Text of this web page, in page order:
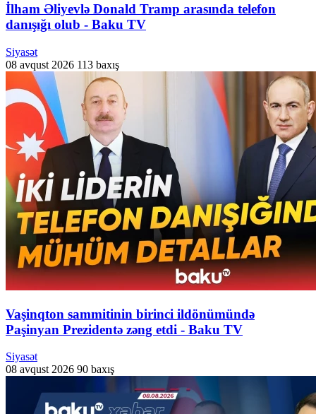
İlham Əliyevlə Donald Tramp arasında telefon
danışığı olub - Baku TV
Siyasət
08 avqust 2026 113 baxış
Vaşinqton sammitinin birinci ildönümündə
Paşinyan Prezidentə zəng etdi - Baku TV
Siyasət
08 avqust 2026 90 baxış